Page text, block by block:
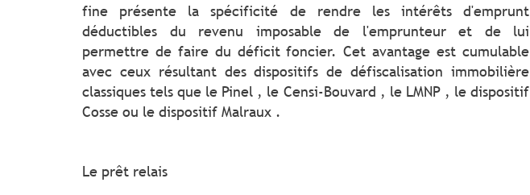
fine présente la spécificité de rendre les intérêts d'emprunt
déductibles du revenu imposable de l'emprunteur et de lui
permettre de faire du déficit foncier. Cet avantage est cumulable
avec ceux résultant des dispositifs de défiscalisation immobilière
classiques tels que le Pinel , le Censi-Bouvard , le LMNP , le dispositif
Cosse ou le dispositif Malraux .
Le prêt relais